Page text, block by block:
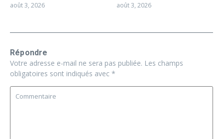
août 3, 2026 août 3, 2026
Répondre
Votre adresse e-mail ne sera pas publiée. Les champs
obligatoires sont indiqués avec *